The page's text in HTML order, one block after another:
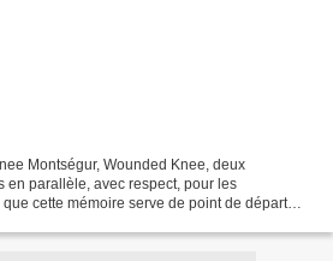
Montségur, Wounded Knee, deux
en parallèle, avec respect, pour les
cette mémoire serve de point de départ